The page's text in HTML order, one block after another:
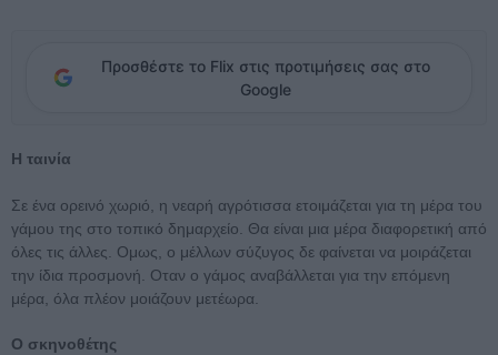
Προσθέστε το Flix στις προτιμήσεις σας στο
Google
H ταινία
Σε ένα ορεινό χωριό, η νεαρή αγρότισσα ετοιμάζεται για τη μέρα του
γάμου της στο τοπικό δημαρχείο. Θα είναι μια μέρα διαφορετική από
όλες τις άλλες. Ομως, ο μέλλων σύζυγος δε φαίνεται να μοιράζεται
την ίδια προσμονή. Οταν ο γάμος αναβάλλεται για την επόμενη
μέρα, όλα πλέον μοιάζουν μετέωρα.
Ο σκηνοθέτης